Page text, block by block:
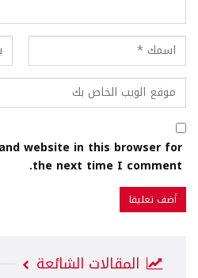
website in this browser for
the next time I comment.
المقالات الشائعة